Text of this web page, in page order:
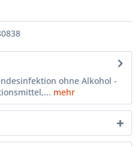
ohne Alkohol -
mehr